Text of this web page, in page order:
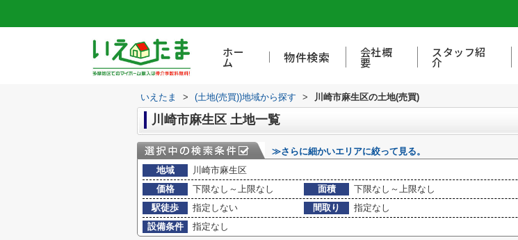
ホー
ム 物件検索 会社概
要
スタッフ紹
介
いえたま > (土地(売買))地域から探す > 川崎市麻生区の土地(売買)
川崎市麻生区 土地一覧
≫さらに細かいエリアに絞って見る。
地域
川崎市麻生区
価格
下限なし～上限なし 面積
下限なし～上限なし
駅徒歩
指定しない 間取り
指定なし
設備条件
指定なし